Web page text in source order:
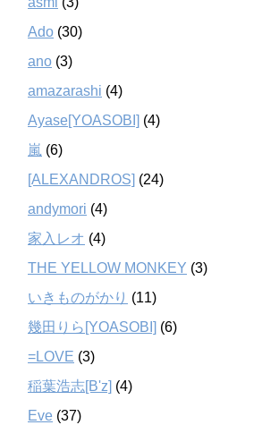
Ado (30)
ano (3)
amazarashi (4)
Ayase[YOASOBI] (4)
嵐 (6)
[ALEXANDROS] (24)
andymori (4)
家入レオ (4)
THE YELLOW MONKEY (3)
いきものがかり (11)
幾田りら[YOASOBI] (6)
=LOVE (3)
稲葉浩志[B'z] (4)
Eve (37)